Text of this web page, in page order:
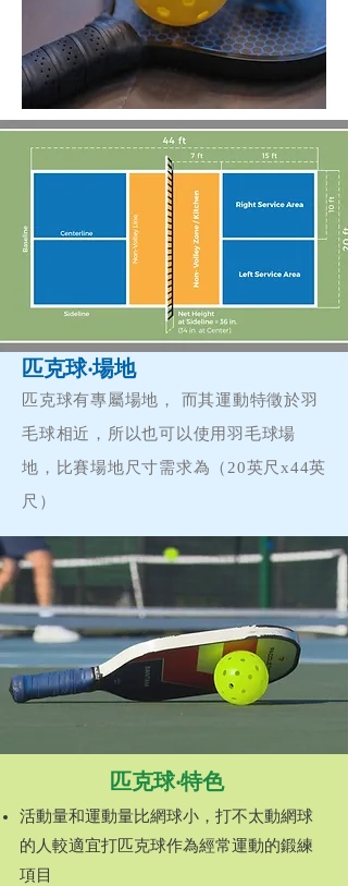
匹克球‧場地
匹克球有專屬場地， 而其運動特徵於羽
毛球相近，所以也可以使用羽毛球場
地，比賽場地尺寸需求為（20英尺x44英
尺）
匹克球‧特色
活動量和運動量比網球小，打不太動網球
的人較適宜打匹克球作為經常運動的鍛練
項目